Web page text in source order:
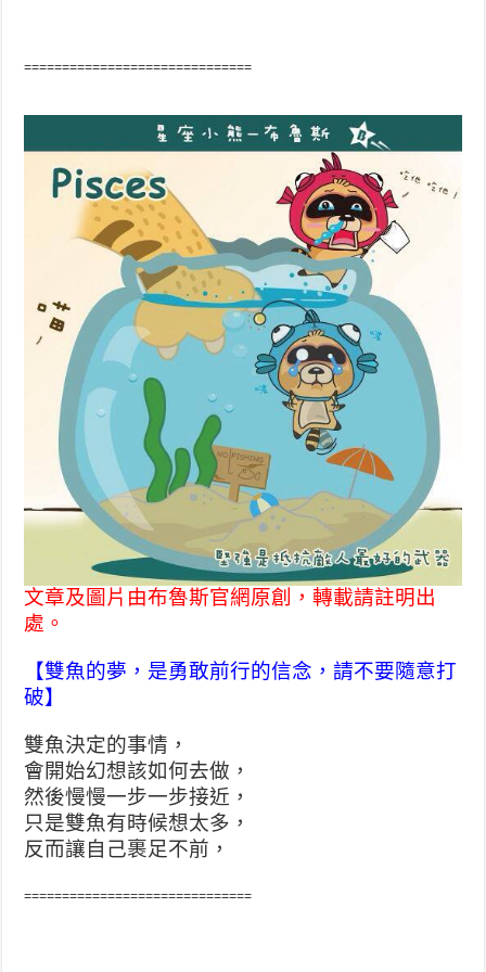
==============================
文章及圖片由布魯斯官網原創，轉載請註明出
處。
【雙魚的夢，是勇敢前行的信念，請不要隨意打
破】
雙魚決定的事情，
會開始幻想該如何去做，
然後慢慢一步一步接近，
只是雙魚有時候想太多，
反而讓自己裹足不前，
==============================